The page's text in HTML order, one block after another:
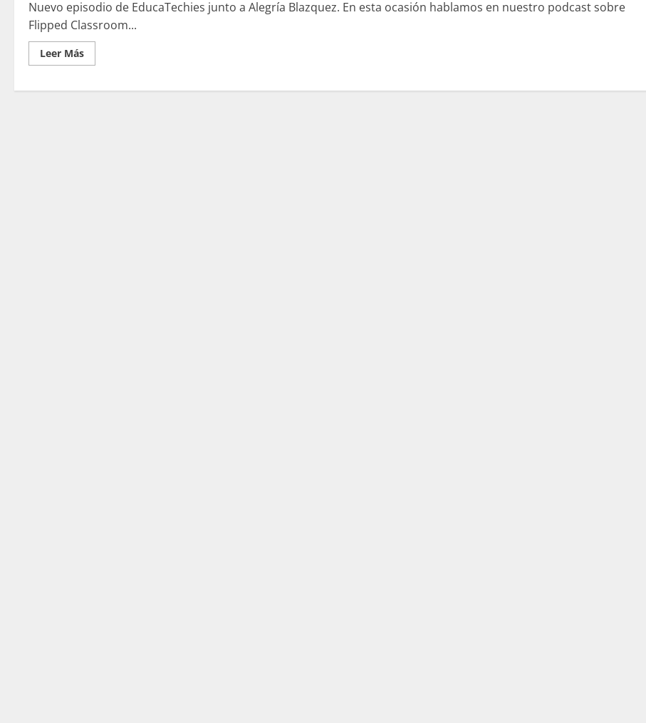
Nuevo episodio de EducaTechies junto a Alegría Blazquez. En esta ocasión hablamos en nuestro podcast sobre
Flipped Classroom...
Leer MásLeer
más
Flipped